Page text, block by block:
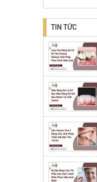
TIN TỨC